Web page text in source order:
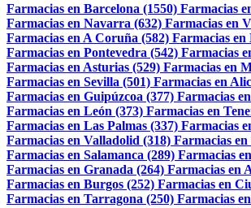
Farmacias en Barcelona (1550) Farmacias
Farmacias en Navarra (632) Farmacias en
Farmacias en A Coruña (582) Farmacias en
Farmacias en Pontevedra (542) Farmacias
Farmacias en Asturias (529) Farmacias en
Farmacias en Sevilla (501) Farmacias en
Farmacias en Guipúzcoa (377) Farmacias
Farmacias en León (373) Farmacias en
Farmacias en Las Palmas (337) Farmacias
Farmacias en Valladolid (318) Farmacias en
Farmacias en Salamanca (289) Farmacias
Farmacias en Granada (264) Farmacias en
Farmacias en Burgos (252) Farmacias en
Farmacias en Tarragona (250) Farmacias